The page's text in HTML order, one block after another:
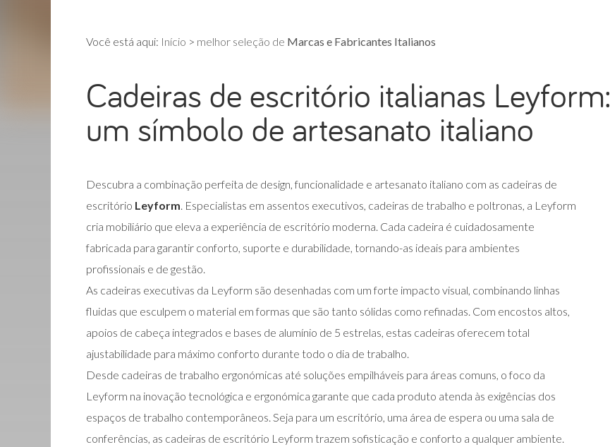
Você está aqui: Início > melhor seleção de Marcas e Fabricantes Italianos
Cadeiras de escritório italianas Leyform:
um símbolo de artesanato italiano
Descubra a combinação perfeita de design, funcionalidade e artesanato italiano com as cadeiras de
escritório Leyform. Especialistas em assentos executivos, cadeiras de trabalho e poltronas, a Leyform
cria mobiliário que eleva a experiência de escritório moderna. Cada cadeira é cuidadosamente
fabricada para garantir conforto, suporte e durabilidade, tornando-as ideais para ambientes
profissionais e de gestão.
As cadeiras executivas da Leyform são desenhadas com um forte impacto visual, combinando linhas
fluidas que esculpem o material em formas que são tanto sólidas como refinadas. Com encostos altos,
apoios de cabeça integrados e bases de alumínio de 5 estrelas, estas cadeiras oferecem total
ajustabilidade para máximo conforto durante todo o dia de trabalho.
Desde cadeiras de trabalho ergonómicas até soluções empilháveis para áreas comuns, o foco da
Leyform na inovação tecnológica e ergonómica garante que cada produto atenda às exigências dos
espaços de trabalho contemporâneos. Seja para um escritório, uma área de espera ou uma sala de
conferências, as cadeiras de escritório Leyform trazem sofisticação e conforto a qualquer ambiente.